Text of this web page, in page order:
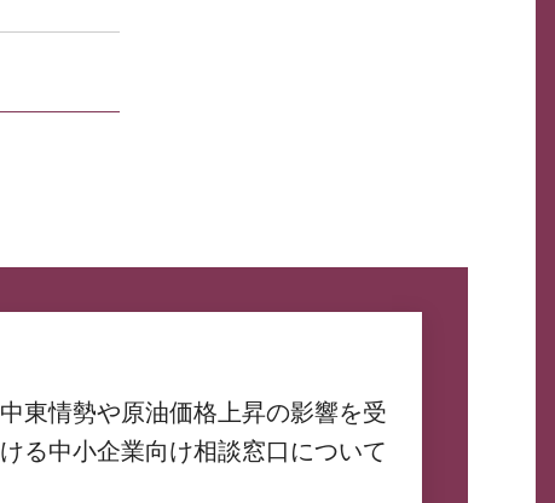
中東情勢や原油価格上昇の影響を受
ける中小企業向け相談窓口について